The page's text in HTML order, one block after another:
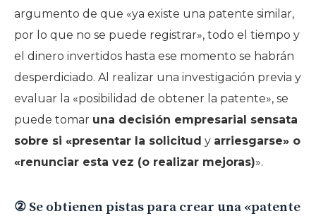
argumento de que «ya existe una patente similar,
por lo que no se puede registrar», todo el tiempo y
el dinero invertidos hasta ese momento se habrán
desperdiciado. Al realizar una investigación previa y
evaluar la «posibilidad de obtener la patente», se
puede tomar una decisión empresarial sensata
sobre si «presentar la solicitud y arriesgarse» o
«renunciar esta vez (o realizar mejoras)».
② Se obtienen pistas para crear una «patente